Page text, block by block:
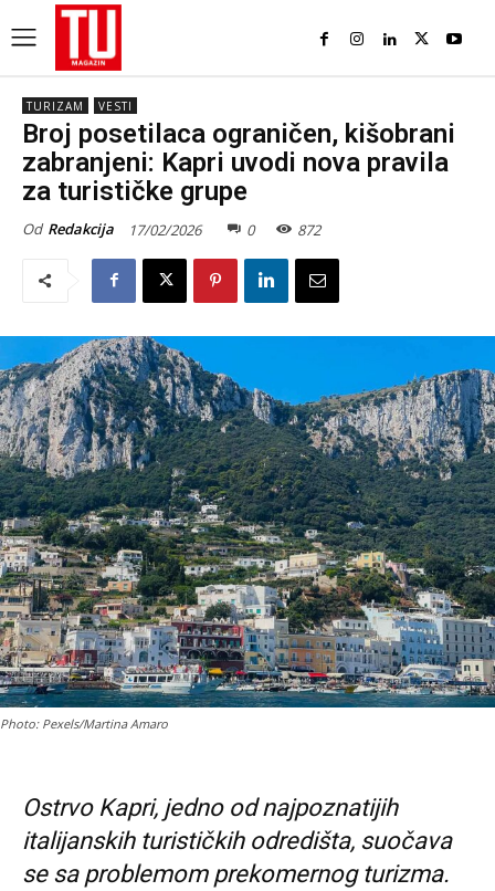
TURIZAM VESTI
Broj posetilaca ograničen, kišobrani
zabranjeni: Kapri uvodi nova pravila
za turističke grupe
Od Redakcija 17/02/2026 0 872
Photo: Pexels/Martina Amaro
Ostrvo Kapri, jedno od najpoznatijih
italijanskih turističkih odredišta, suočava
se sa problemom prekomernog turizma.